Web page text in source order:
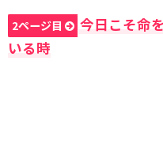
2ページ目
今日こそ命
いる時